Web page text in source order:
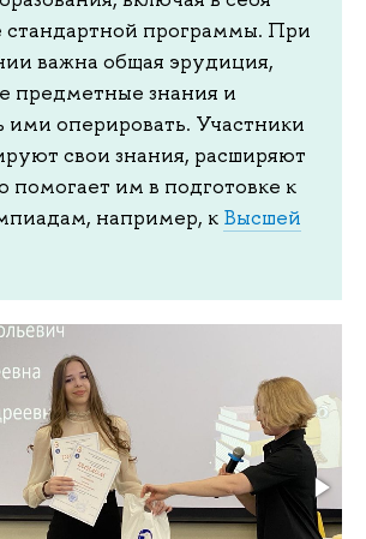
стандартной программы. При
важна общая эрудиция,
предметные знания и
ими оперировать. Участники
свои знания, расширяют
помогает им в подготовке к
например, к Высшей